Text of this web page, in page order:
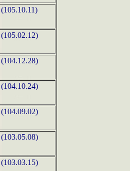
(105.10.11)
(105.02.12)
(104.12.28)
(104.10.24)
(104.09.02)
(103.05.08)
(103.03.15)